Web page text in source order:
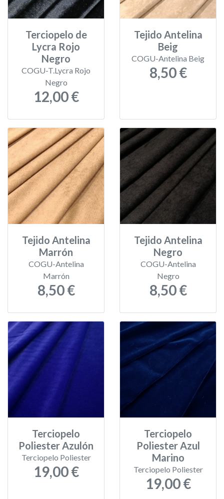
Terciopelo de
Lycra Rojo
Negro
COGU-T.Lycra Rojo
Negro
12,00 €
Tejido Antelina
Beig
COGU-Antelina Beig
8,50 €
Tejido Antelina
Marrón
COGU-Antelina
Marrón
8,50 €
Tejido Antelina
Negro
COGU-Antelina
Negro
8,50 €
Terciopelo
Poliester Azulón
Terciopelo Poliester
19,00 €
Terciopelo
Poliester Azul
Marino
Terciopelo Poliester
19,00 €